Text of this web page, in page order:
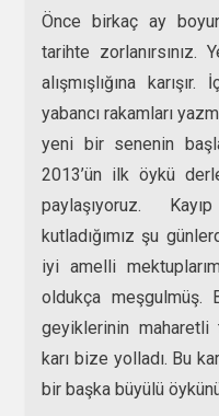
Önce birkaç ay
tarihte zorlanırsınız.
alışmışlığına
yabancı rakamları
yeni bir senenin
2013’ün ilk öykü
paylaşıyoruz.
kutladığımız şu
iyi amelli
oldukça meşgulmüş.
geyiklerinin maharetli
karı bize yolladı. Bu
bir başka büyülü